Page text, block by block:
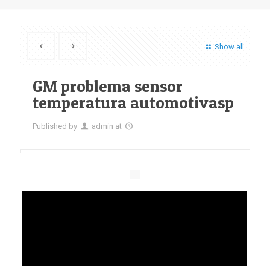
Show all
GM problema sensor
temperatura automotivasp
Published by admin at